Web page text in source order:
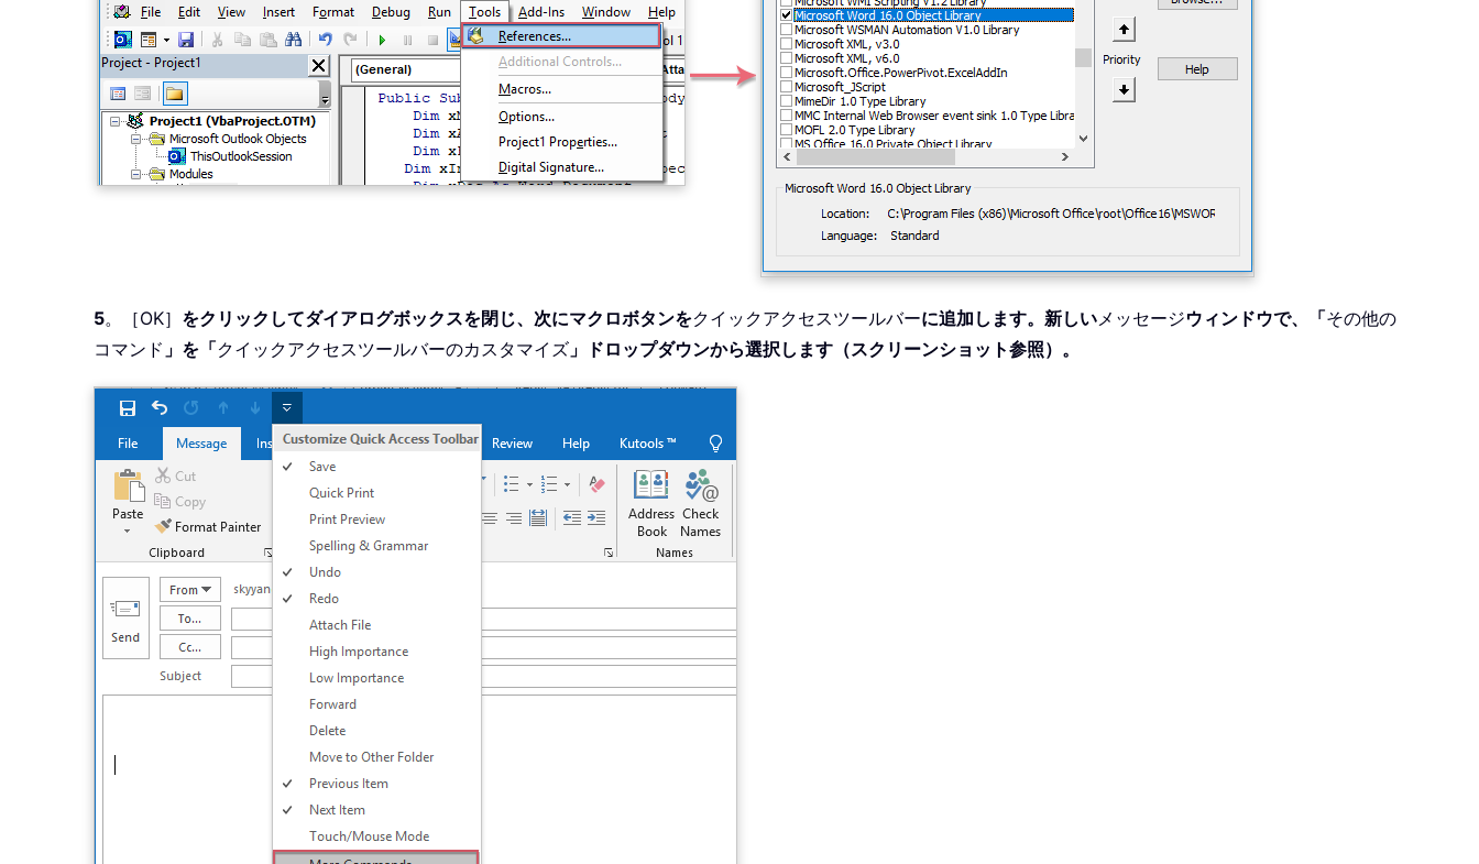
5。［OK］ をクリックしてダイアログボックスを閉じ、次にマクロボタンをクイックアクセスツールバーに追加します。新しいメッセージウィンドウで、「その他の
コマンド 」を「クイックアクセスツールバーのカスタマイズ 」ドロップダウンから選択します（スクリーンショット参照）。